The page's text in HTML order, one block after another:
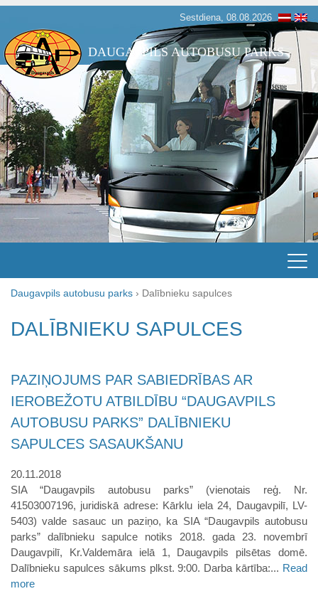
Sestdiena, 08.08.2026
DAUGAVPILS AUTOBUSU PARKS
Daugavpils autobusu parks › Dalībnieku sapulces
DALĪBNIEKU SAPULCES
PAZIŅOJUMS PAR SABIEDRĪBAS AR
IEROBEŽOTU ATBILDĪBU “DAUGAVPILS
AUTOBUSU PARKS” DALĪBNIEKU
SAPULCES SASAUKŠANU
20.11.2018
SIA “Daugavpils autobusu parks” (vienotais reģ. Nr.
41503007196, juridiskā adrese: Kārklu iela 24, Daugavpilī, LV-
5403) valde sasauc un paziņo, ka SIA “Daugavpils autobusu
parks” dalībnieku sapulce notiks 2018. gada 23. novembrī
Daugavpilī, Kr.Valdemāra ielā 1, Daugavpils pilsētas domē.
Dalībnieku sapulces sākums plkst. 9:00. Darba kārtība:... Read
more